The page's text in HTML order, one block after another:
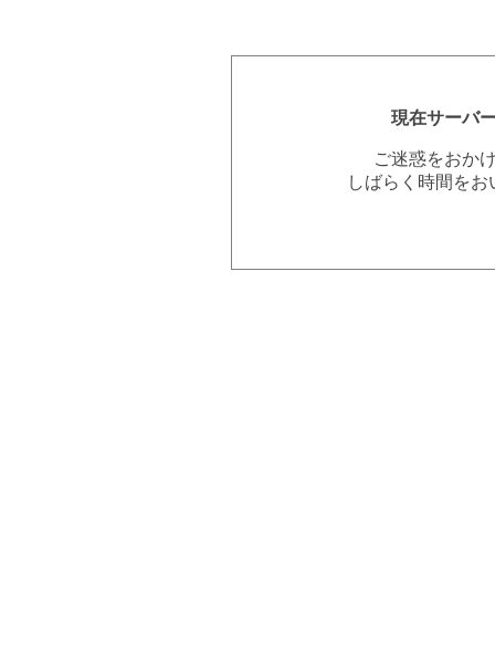
現在サーバ
ご迷惑をおか
しばらく時間を